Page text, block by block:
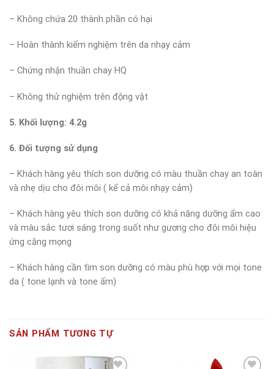
– Không chứa 20 thành phần có hại
– Hoàn thành kiểm nghiệm trên da nhạy cảm
– Chứng nhận thuần chay HQ
– Không thử nghiệm trên động vật
5. Khối lượng: 4.2g
6. Đối tượng sử dụng
– Khách hàng yêu thích son dưỡng có màu thuần chay an toàn
và nhẹ dịu cho đôi môi ( kể cả môi nhạy cảm)
– Khách hàng yêu thích son dưỡng có khả năng dưỡng ẩm cao
và màu sắc tươi sáng trong suốt như gương cho đôi môi hiệu
ứng căng mọng
– Khách hàng cần tìm son dưỡng có màu phù hợp với mọi tone
da ( tone lạnh và tone ấm)
SẢN PHẨM TƯƠNG TỰ